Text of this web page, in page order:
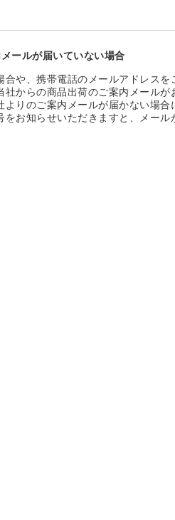
ールが届いていない場合
合や、携帯電話のメールアドレス
からの商品出荷のご案内メールが
りのご案内メールが届かない場合
をお知らせいただきますと、メー